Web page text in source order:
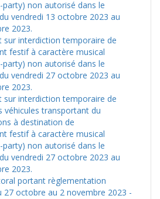
party) non autorisé dans le
vendredi 13 octobre 2023 au
2023.
sur interdiction temporaire de
festif à caractère musical
party) non autorisé dans le
vendredi 27 octobre 2023 au
2023.
sur interdiction temporaire de
véhicules transportant du
à destination de
festif à caractère musical
party) non autorisé dans le
vendredi 27 octobre 2023 au
2023.
portant règlementation
27 octobre au 2 novembre 2023 -